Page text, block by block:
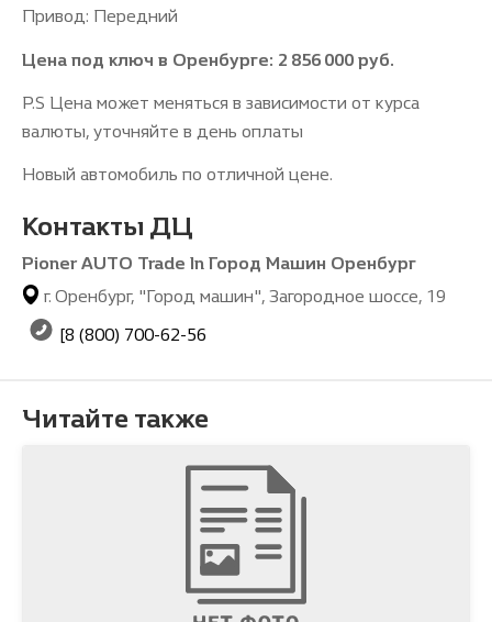
Привод: Передний
Цена под ключ в Оренбурге: 2 856 000 руб.
P.S Цена может меняться в зависимости от курса
валюты, уточняйте в день оплаты
Новый автомобиль по отличной цене.
Контакты ДЦ
Pioner AUTO Trade In Город Машин Оренбург
г. Оренбург, "Город машин", Загородное шоссе, 19
[8 (800) 700-62-56
Читайте также